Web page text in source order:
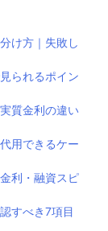
け方｜失敗し
られるポイン
質金利の違い
用できるケー
利・融資スピ
すべき7項目